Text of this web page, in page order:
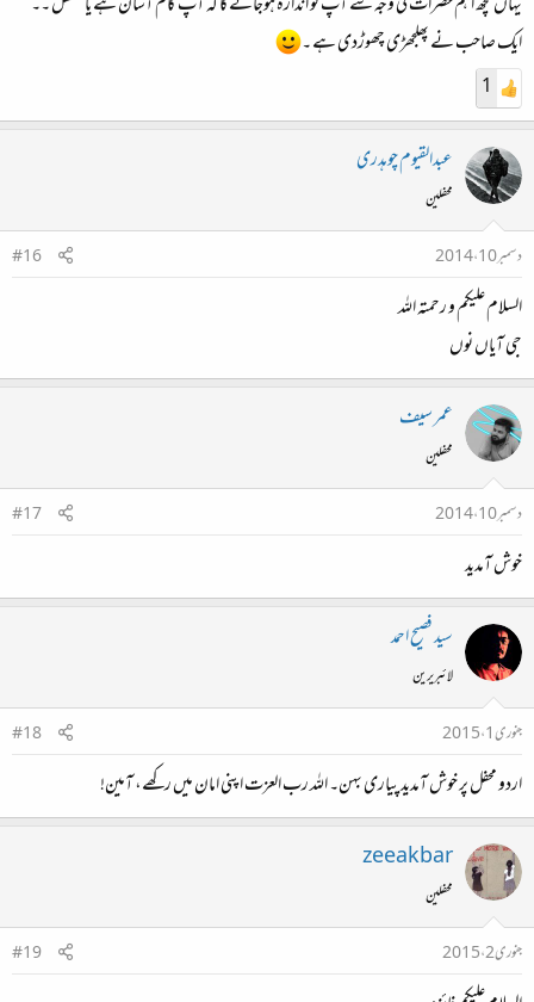
ایک صاحب نے پھلجھڑی چھوڑدی ہے ۔
1
عبدالقیوم چوہدری
محفلین
دسمبر 10، 2014
#16
السلام علیکم و رحمتہ اللہ
جی آیاں نوں
عمر سیف
محفلین
دسمبر 10، 2014
#17
خوش آمدید
سید فصیح احمد
لائبریرین
جنوری 1، 2015
#18
اردو محفل پر خوش آمدید پیاری بہن۔ اللہ رب العزت اپنی امان میں رکھے، آمین!
zeeakbar
محفلین
جنوری 2، 2015
#19